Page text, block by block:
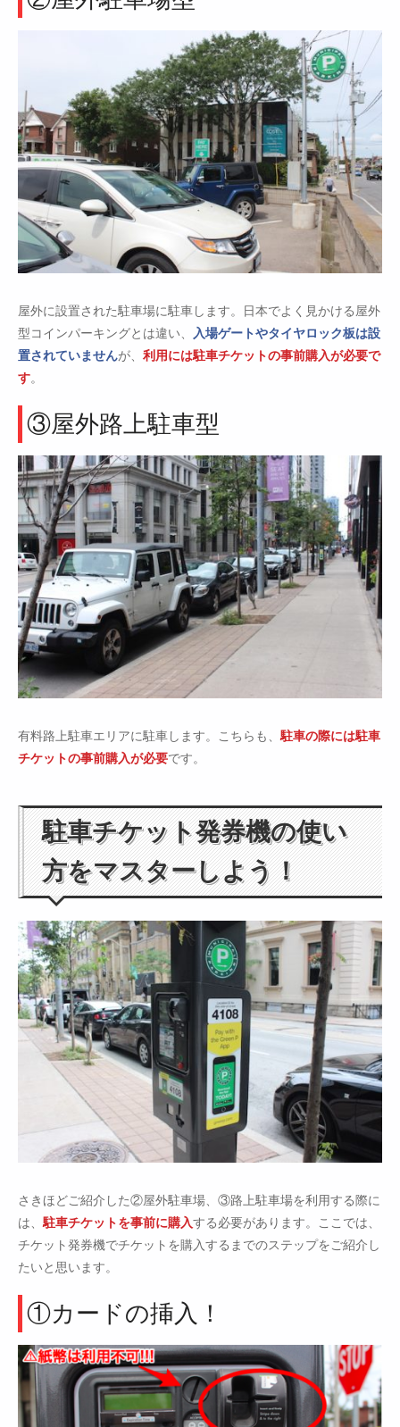
屋外に設置された駐車場に駐車します。日本でよく見かける屋外
型コインパーキングとは違い、
入場ゲートやタイヤロック板は設
置されていませんが、 利用には駐車チケットの事前購入が必要で
す。
③屋外路上駐車型
有料路上駐車エリアに駐車します。こちらも、 駐車の際には駐車
チケットの事前購入が必要です。
駐車チケット発券機の使い
方をマスターしよう！
さきほどご紹介した②屋外駐車場、③路上駐車場を利用する際に
は、駐車チケットを事前に購入する必要があります。ここでは、
チケット発券機でチケットを購入するまでのステップをご紹介し
たいと思います。
①カードの挿入！